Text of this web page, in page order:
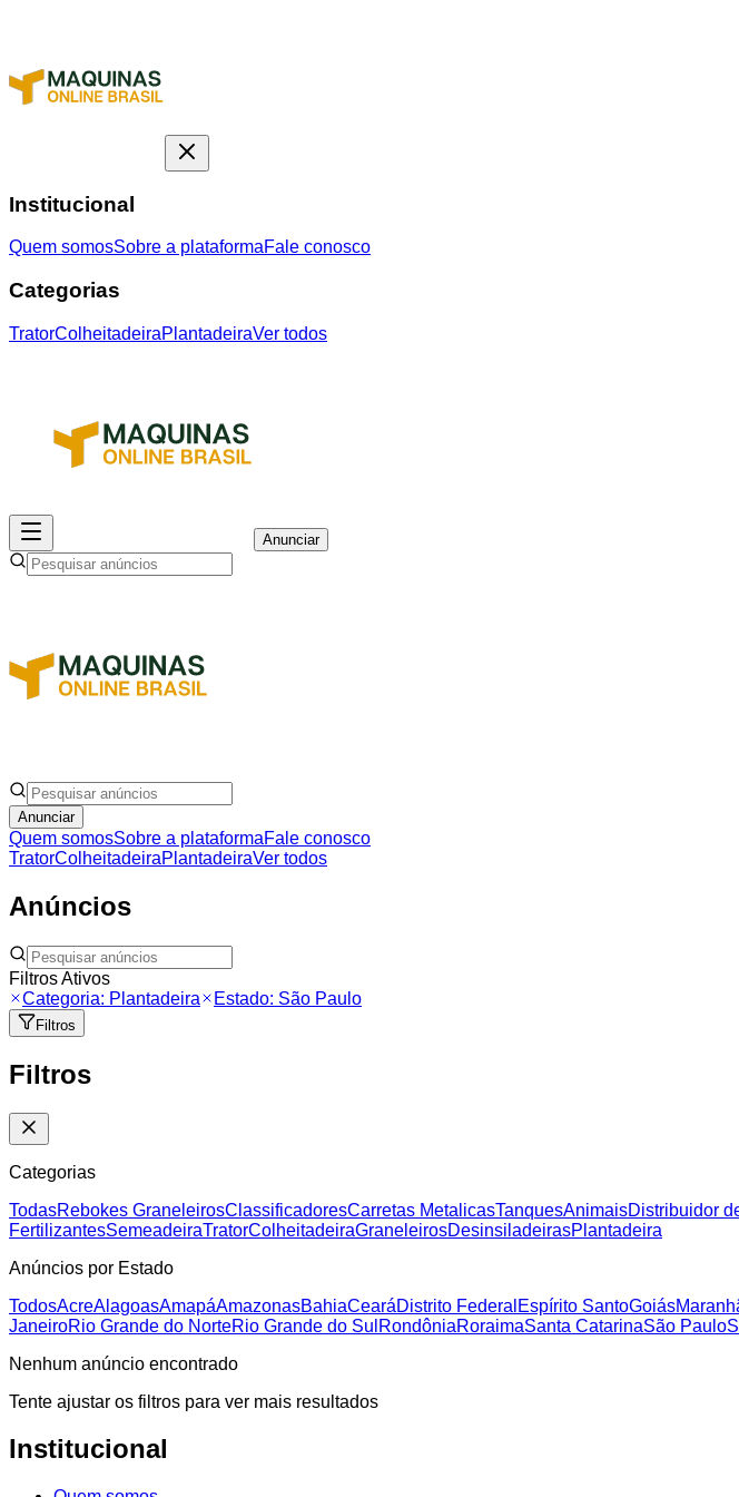
Institucional
Quem somosSobre a plataformaFale conosco
Categorias
TratorColheitadeiraPlantadeiraVer todos
Anunciar
Anunciar
Quem somosSobre a plataformaFale conosco
TratorColheitadeiraPlantadeiraVer todos
Anúncios
Filtros Ativos
Categoria: Plantadeira Estado: São Paulo
Filtros
Filtros
Categorias
TodasRebokes GraneleirosClassificadoresCarretas MetalicasTanquesAnimaisDistribuidor
FertilizantesSemeadeiraTratorColheitadeiraGraneleirosDesinsiladeirasPlantadeira
Anúncios por Estado
TodosAcreAlagoasAmapáAmazonasBahiaCearáDistrito Federal Espírito SantoGoiás
JaneiroRio Grande do NorteRio Grande do Sul RondôniaRoraimaSanta CatarinaSão Paulo
Nenhum anúncio encontrado
Tente ajustar os filtros para ver mais resultados
Institucional